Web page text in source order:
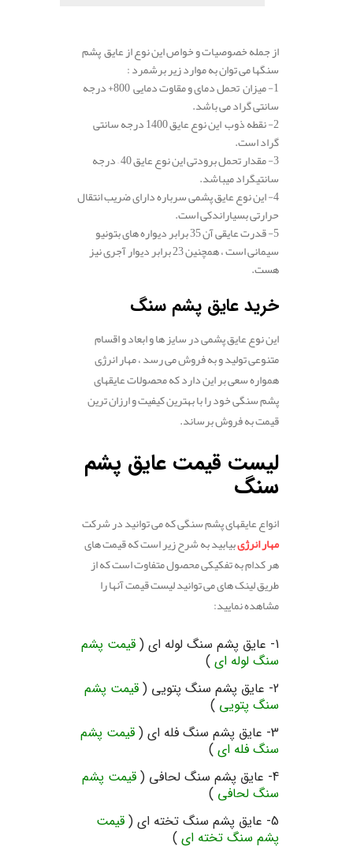
از جمله خصوصیات و خواص این نوع از عایق پشم
سنگها می توان به موارد زیر برشمرد :
1- میزان تحمل دمای و مقاوت دمایی 800+ درجه
سانتی گراد می باشد.
2- نقطه ذوب این نوع عایق 1400 درجه سانتی
گراد است.
3- مقدار تحمل برودتی این نوع عایق 40 – درجه
سانتیگراد میباشد.
4- این نوع عایق پشمی سرباره دارای ضریب انتقال
حرارتی بسیاراندکی است.
5- قدرت عایقی آن 35 برابر دیواره های بتونیو
سیمانی است ، همچنین 23 برابر دیوار آجری نیز
هست.
خرید عایق پشم سنگ
این نوع عایق پشمی در سایز ها و ابعاد و اقسام
متنوعی تولید و به فروش می رسد ، مهار انرژِی
همواره سعی بر این دارد که محصولات عایقهای
پشم سنگی خود را با بهترین کیفیت و ارزان ترین
قیمت به فروش برساند.
لیست قیمت عایق پشم
سنگ
انواع عایقهای پشم سنگی که می توانید در شرکت
مهار انرژیبیابید به شرح زیر است که قیمت های
هر کدام به تفکیکی محصول متفاوت است که از
طریق لینک های می توانید لیست قیمت آنها را
مشاهده نمایید:
1- عایق پشم سنگ لوله ای (
قیمت پشم
سنگ لوله ای )
2- عایق پشم سنگ پتویی (
قیمت پشم
سنگ پتویی )
3- عایق پشم سنگ فله ای (
قیمت پشم
سنگ فله ای )
4- عایق پشم سنگ لحافی (
قیمت پشم
سنگ لحافی )
5- عایق پشم سنگ تخته ای (
قیمت
پشم سنگ تخته ای )